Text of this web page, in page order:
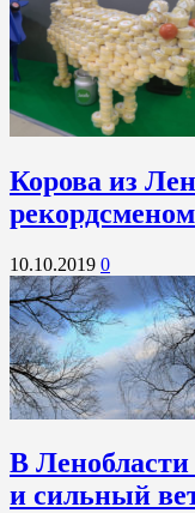
Корова из
10.10.2019 0
В
и сильный